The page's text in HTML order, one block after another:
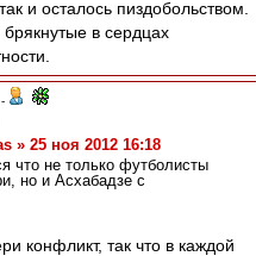
и осталось пиздобольством.
в сердцах
-
» 25 ноя 2012 16:18
что не только футболисты
но и Асхабадзе с
конфликт, так что в каждой